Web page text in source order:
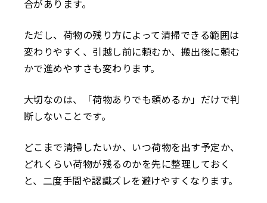
合があります。
ただし、荷物の残り方によって清掃できる範囲は
変わりやすく、引越し前に頼むか、搬出後に頼む
かで進めやすさも変わります。
大切なのは、「荷物ありでも頼めるか」だけで判
断しないことです。
どこまで清掃したいか、いつ荷物を出す予定か、
どれくらい荷物が残るのかを先に整理しておく
と、二度手間や認識ズレを避けやすくなります。